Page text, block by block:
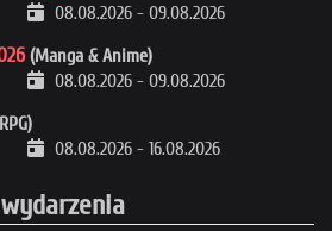
08.08.2026 - 09.08.2026
(Manga & Anime)
08.08.2026 - 09.08.2026
08.08.2026 - 16.08.2026